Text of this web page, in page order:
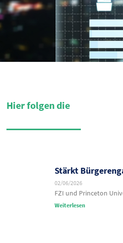
Hier folgen die
Stärkt
02/06/2026
FZI und Princeton
Weiterlesen